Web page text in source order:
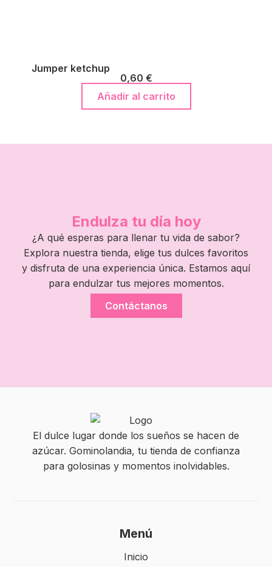
Jumper ketchup
0,60 €
Añadir al carrito
Endulza tu día hoy
¿A qué esperas para llenar tu vida de sabor?
Explora nuestra tienda, elige tus dulces favoritos
y disfruta de una experiencia única. Estamos aquí
para endulzar tus mejores momentos.
Contáctanos
El dulce lugar donde los sueños se hacen de
azúcar. Gominolandia, tu tienda de confianza
para golosinas y momentos inolvidables.
Menú
Inicio